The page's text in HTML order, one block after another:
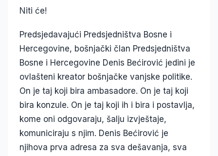
Niti će!
Predsjedavajući Predsjedništva Bosne i
Hercegovine, bošnjački član Predsjedništva
Bosne i Hercegovine Denis Bećirović jedini je
ovlašteni kreator bošnjačke vanjske politike.
On je taj koji bira ambasadore. On je taj koji
bira konzule. On je taj koji ih i bira i postavlja,
kome oni odgovaraju, šalju izvještaje,
komuniciraju s njim. Denis Bećirović je
njihova prva adresa za sva dešavanja, sva